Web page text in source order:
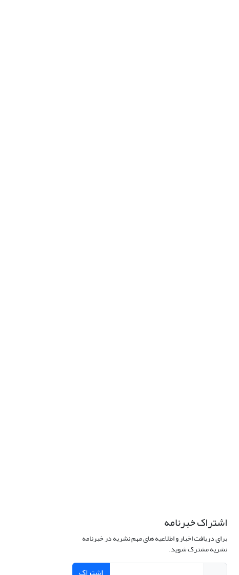
اشتراک خبرنامه
برای دریافت اخبار و اطلاعیه های مهم نشریه در خبرنامه
نشریه مشترک شوید.